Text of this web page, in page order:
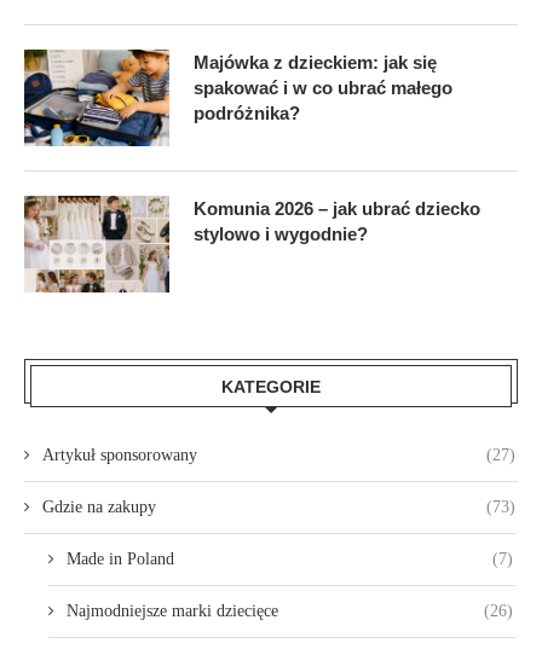
Majówka z dzieckiem: jak się
spakować i w co ubrać małego
podróżnika?
Komunia 2026 – jak ubrać dziecko
stylowo i wygodnie?
KATEGORIE
Artykuł sponsorowany (27)
Gdzie na zakupy (73)
Made in Poland (7)
Najmodniejsze marki dziecięce (26)